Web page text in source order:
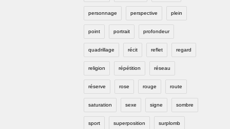
personnage perspective plein
point portrait profondeur
quadrillage récit reflet regard
religion répétition réseau
réserve rose rouge route
saturation sexe signe sombre
sport superposition surplomb